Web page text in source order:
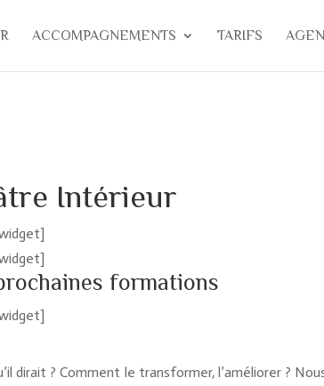
ACCOMPAGNEMENTS TARIFS
Intérieur
formations
dirait ? Comment le transformer, l’améliorer ?